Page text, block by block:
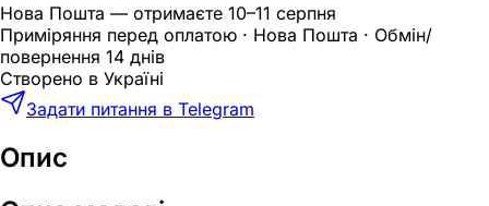
Нова Пошта — отримаєте 10–11 серпня
Приміряння перед оплатою · Нова Пошта · Обмін/
повернення 14 днів
Створено в Україні
Задати питання в Telegram
Опис